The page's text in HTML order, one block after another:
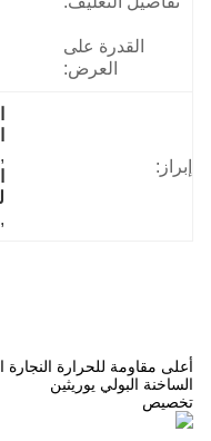
القدرة على
العرض:
إبراز:
,
,
أعلى مقاومة للحرارة
الساخنة البولي يوريثين
تخصيص